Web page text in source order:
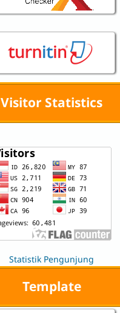
Visitor Statistics
Statistik Pengunjung
Template